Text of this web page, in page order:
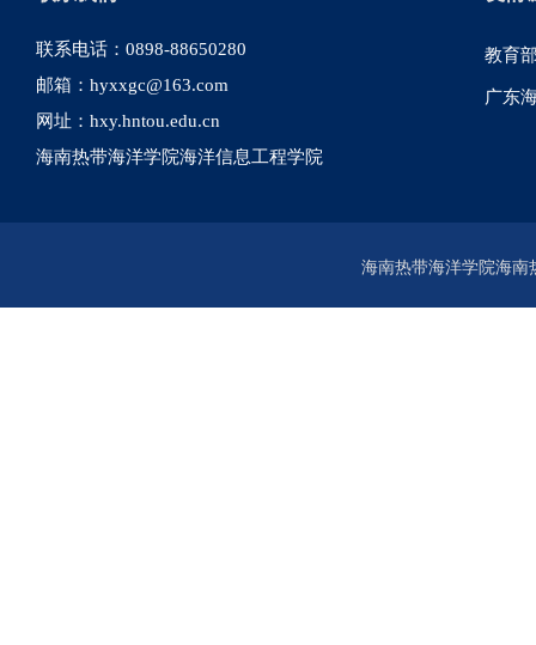
联系电话：0898-88650280
邮箱：hyxxgc@163.com
网址：hxy.hntou.edu.cn
海南热带海洋学院海洋信息工程学院
教育
广东
海南热带海洋学院海南